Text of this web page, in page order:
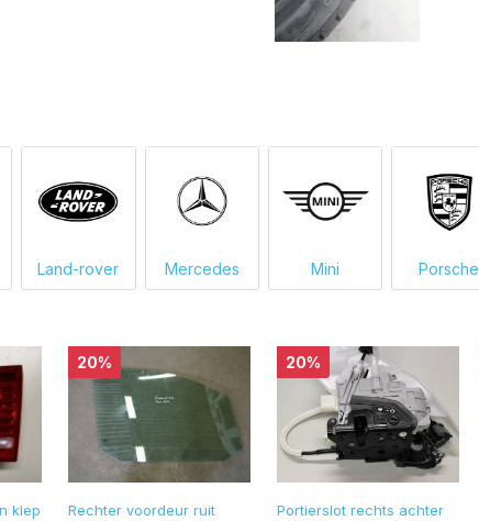
Land-rover Mercedes Mini Porsche
klep
20%
Rechter voordeur ruit
20%
Portierslot rechts achter